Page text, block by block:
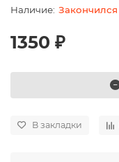
Закончился
1350 ₽
В закладки